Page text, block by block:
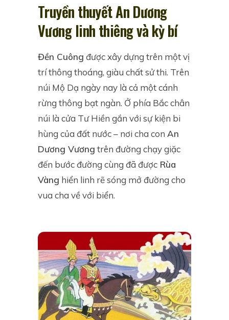
Truyền thuyết An Dương
Vương linh thiêng và kỳ bí
Đền Cuông được xây dựng trên một vị
trí thông thoáng, giàu chất sử thi. Trên
núi Mộ Dạ ngày nay là cả một cánh
rừng thông bạt ngàn. Ở phía Bắc chân
núi là cửa Tư Hiền gắn với sự kiện bi
hùng của đất nước – nơi cha con An
Dương Vương trên đường chạy giặc
đến bước đường cùng đã được Rùa
Vàng hiển linh rẽ sóng mở đường cho
vua cha về với biển.